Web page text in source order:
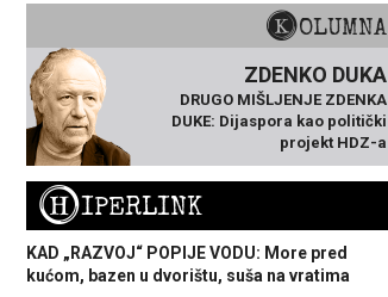
KOLUMNA
ZDENKO DUKA
DRUGO MIŠLJENJE ZDENKA
DUKE: Dijaspora kao politički
projekt HDZ-a
HIPERLINK
KAD „RAZVOJ“ POPIJE VODU: More pred
kućom, bazen u dvorištu, suša na vratima